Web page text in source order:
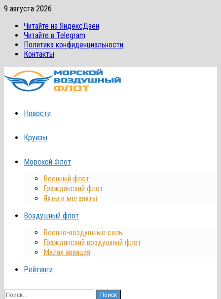
Перейти
содержимому
9 августа 2026
Читайте на ЯндексДзен
Читайте в Telegram
Политика конфиденциальности
Контакты
Новости
Круизы
Морской Флот
Военный флот
Гражданский флот
Яхты и мегаяхты
Воздушный флот
Военно-воздушные силы
Гражданский воздушный флот
Малая авиация
Рейтинги
Найти: